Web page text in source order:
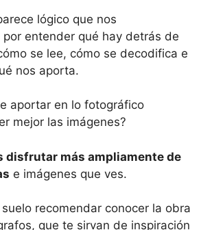
lógico que nos
por entender qué hay detrás de
se lee, cómo se decodifica e
nos aporta.
aportar en lo fotográfico
mejor las imágenes?
disfrutar más ampliamente de
e imágenes que ves.
recomendar conocer la obra
que te sirvan de inspiración